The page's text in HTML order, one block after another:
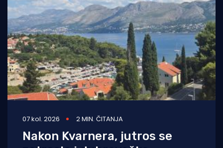
07 kol. 2026 2 MIN. ČITANJA
Nakon Kvarnera, jutros se